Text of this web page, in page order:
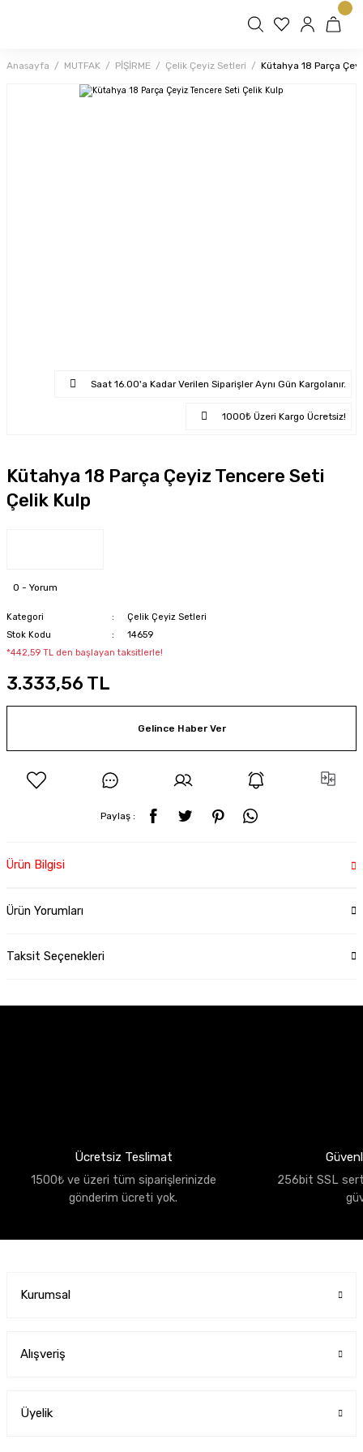
Anasayfa MUTFAK PİŞİRME Çelik Çeyiz Setleri Kütahya 18 Parça
Saat 16.00'a Kadar Verilen Siparişler Aynı Gün Kargolanır.
1000₺ Üzeri Kargo Ücretsiz!
Kütahya 18 Parça Çeyiz Tencere Seti
Çelik Kulp
0 - Yorum
Kategori
Çelik Çeyiz Setleri
Stok Kodu
14659
*442,59 TL den başlayan taksitlerle!
3.333,56 TL
Gelince Haber Ver
Paylaş :
Ürün Bilgisi
Ürün Yorumları
Taksit Seçenekleri
Ücretsiz Teslimat
1500₺ ve üzeri tüm siparişlerinizde
gönderim ücreti yok.
256bit SSL
Kurumsal
Alışveriş
Üyelik